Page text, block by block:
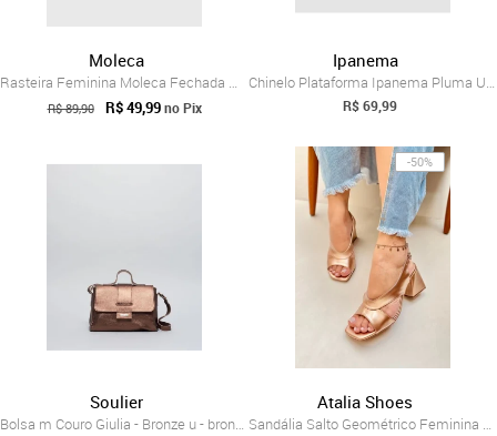
Moleca
Rasteira Feminina Moleca Fechada Metalizada Bronze
R$ 89,90 R$ 49,99 no Pix
Ipanema
Chinelo Plataforma Ipanema Pluma UP Bronze
R$ 69,99
Soulier
Bolsa m Couro Giulia - Bronze u - bronze
-50%
Atalia Shoes
Sandália Salto Geométrico Feminina Atali...